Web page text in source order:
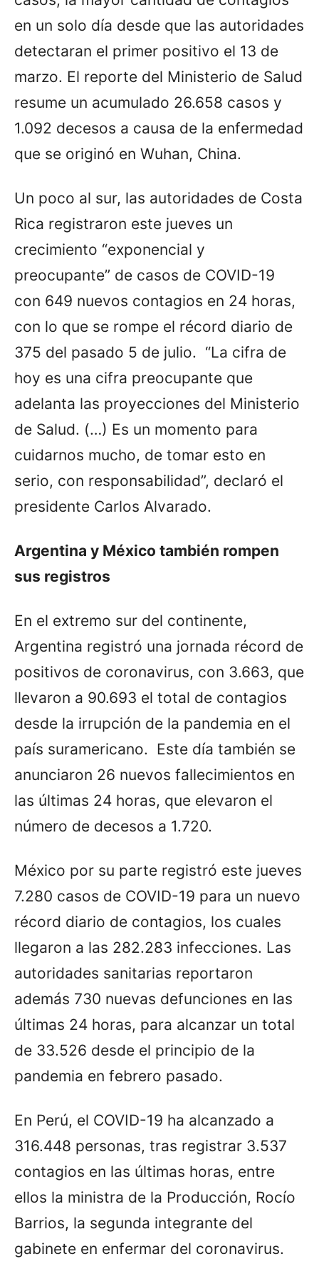
en un solo día desde que las autoridades
detectaran el primer positivo el 13 de
marzo. El reporte del Ministerio de Salud
resume un acumulado 26.658 casos y
1.092 decesos a causa de la enfermedad
que se originó en Wuhan, China.
Un poco al sur, las autoridades de Costa
Rica registraron este jueves un
crecimiento “exponencial y
preocupante” de casos de COVID-19
con 649 nuevos contagios en 24 horas,
con lo que se rompe el récord diario de
375 del pasado 5 de julio. “La cifra de
hoy es una cifra preocupante que
adelanta las proyecciones del Ministerio
de Salud. (…) Es un momento para
cuidarnos mucho, de tomar esto en
serio, con responsabilidad”, declaró el
presidente Carlos Alvarado.
Argentina y México también rompen
sus registros
En el extremo sur del continente,
Argentina registró una jornada récord de
positivos de coronavirus, con 3.663, que
llevaron a 90.693 el total de contagios
desde la irrupción de la pandemia en el
país suramericano. Este día también se
anunciaron 26 nuevos fallecimientos en
las últimas 24 horas, que elevaron el
número de decesos a 1.720.
México por su parte registró este jueves
7.280 casos de COVID-19 para un nuevo
récord diario de contagios, los cuales
llegaron a las 282.283 infecciones. Las
autoridades sanitarias reportaron
además 730 nuevas defunciones en las
últimas 24 horas, para alcanzar un total
de 33.526 desde el principio de la
pandemia en febrero pasado.
En Perú, el COVID-19 ha alcanzado a
316.448 personas, tras registrar 3.537
contagios en las últimas horas, entre
ellos la ministra de la Producción, Rocío
Barrios, la segunda integrante del
gabinete en enfermar del coronavirus.